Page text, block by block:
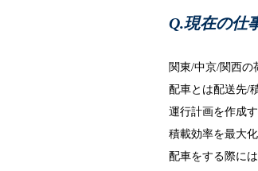
現在の仕
関東/中京/関西の
配車とは配送先/
運行計画を作成
積載効率を最大
配車をする際に